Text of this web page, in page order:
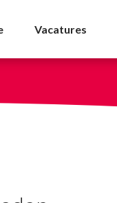
Vacatures